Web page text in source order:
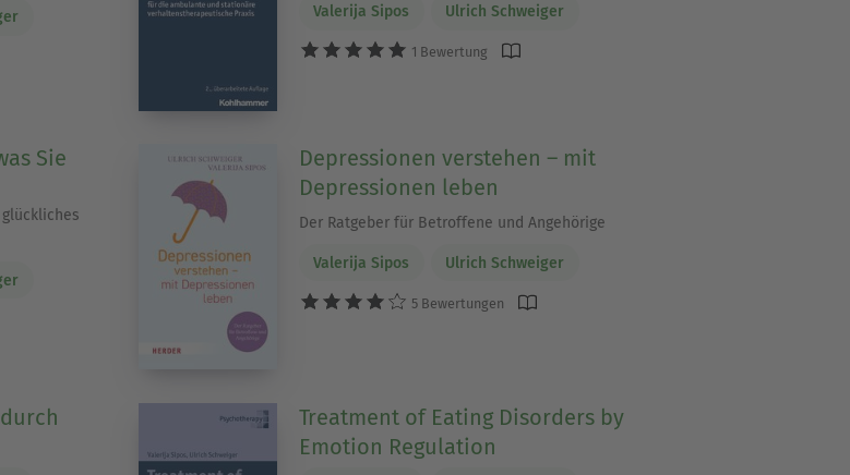
Valerija Sipos Ulrich Schweiger
1 Bewertung
Sie
Depressionen verstehen – mit
Depressionen leben
Der Ratgeber für Betroffene und Angehörige
Valerija Sipos Ulrich Schweiger
5 Bewertungen
Treatment of Eating Disorders by
Emotion Regulation